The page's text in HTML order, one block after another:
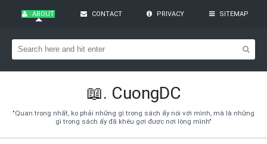
ABOUT CONTACT PRIVACY SITEMAP
📖. CuongDC
"Quan trọng nhất, ko phải những gì trong sách ấy nói với mình, mà là những
gì trong sách ấy đã khêu gợi được nơi lòng mình"
Bạn đang cần tìm kiếm gì?
Theo dõi blog qua Email
Hãy đăng kí theo dõi blog để cập nhật những thủ thuật blogger,